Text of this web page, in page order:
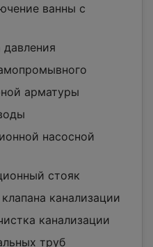
ванны с
арматуры
насосной
стояк
канализации
канализации
труб